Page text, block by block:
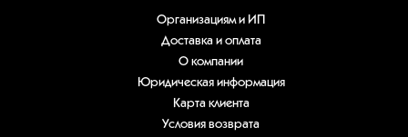
Организациям и ИП
Доставка и оплата
О компании
Юридическая информация
Карта клиента
Условия возврата